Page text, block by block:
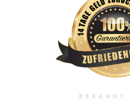
BEKANNT